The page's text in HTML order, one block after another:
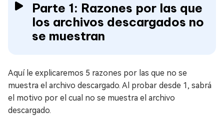
Parte 1: Razones por las que
los archivos descargados no
se muestran
Aquí le explicaremos 5 razones por las que no se
muestra el archivo descargado. Al probar desde 1, sabrá
el motivo por el cual no se muestra el archivo
descargado.